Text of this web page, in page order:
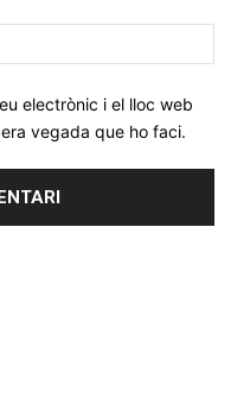
web:
electrònic i el lloc web
vegada que ho faci.